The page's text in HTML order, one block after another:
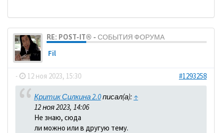
RE: POST-IT® - СОБЫТИЯ ФОРУМА
Fil
- 12 ноя 2023, 15:30 #1293258
Критик Силкина 2.0писал(а): ↑
12 ноя 2023, 14:06
Не знаю, сюда
ли можно или в другую тему.